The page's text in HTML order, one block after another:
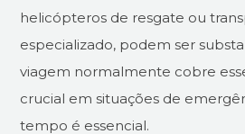
helicópteros de resgate ou
especializado, podem ser
viagem normalmente cobre
crucial em situações de
tempo é essencial.